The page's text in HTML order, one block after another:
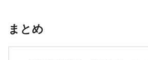
まとめ